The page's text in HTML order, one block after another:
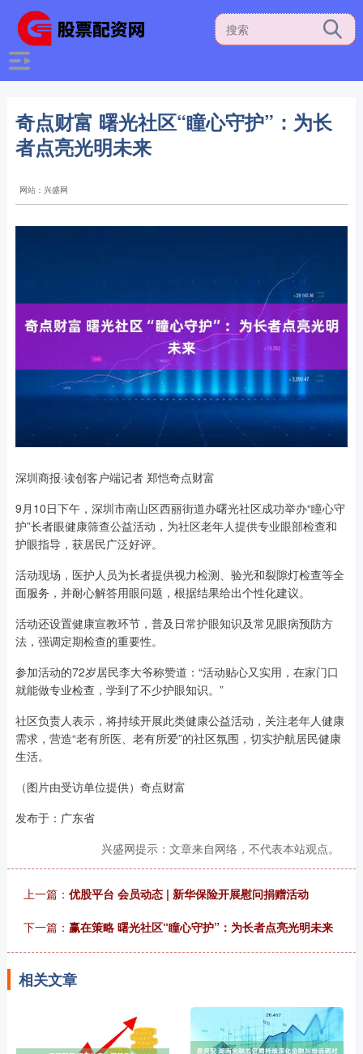
奇点财富 曙光社区“瞳心守护”：为长
者点亮光明未来
网站：兴盛网
深圳商报·读创客户端记者 郑恺奇点财富
9月10日下午，深圳市南山区西丽街道办曙光社区成功举办“瞳心守
护”长者眼健康筛查公益活动，为社区老年人提供专业眼部检查和
护眼指导，获居民广泛好评。
活动现场，医护人员为长者提供视力检测、验光和裂隙灯检查等全
面服务，并耐心解答用眼问题，根据结果给出个性化建议。
活动还设置健康宣教环节，普及日常护眼知识及常见眼病预防方
法，强调定期检查的重要性。
参加活动的72岁居民李大爷称赞道：“活动贴心又实用，在家门口
就能做专业检查，学到了不少护眼知识。”
社区负责人表示，将持续开展此类健康公益活动，关注老年人健康
需求，营造“老有所医、老有所爱”的社区氛围，切实护航居民健康
生活。
（图片由受访单位提供）奇点财富
发布于：广东省
兴盛网提示：文章来自网络，不代表本站观点。
上一篇： 优股平台 会员动态 | 新华保险开展慰问捐赠活动
下一篇： 赢在策略 曙光社区“瞳心守护”：为长者点亮光明未来
相关文章